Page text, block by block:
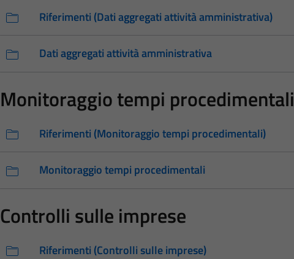
Riferimenti (Dati aggregati attività amministrativa)
Dati aggregati attività amministrativa
Monitoraggio tempi procedimentali
Riferimenti (Monitoraggio tempi procedimentali)
Monitoraggio tempi procedimentali
Controlli sulle imprese
Riferimenti (Controlli sulle imprese)